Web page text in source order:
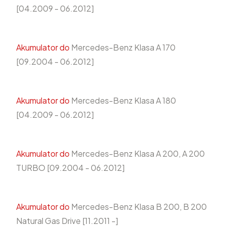
[04.2009 - 06.2012]
Akumulator do Mercedes-Benz Klasa A 170
[09.2004 - 06.2012]
Akumulator do Mercedes-Benz Klasa A 180
[04.2009 - 06.2012]
Akumulator do Mercedes-Benz Klasa A 200, A 200
TURBO [09.2004 - 06.2012]
Akumulator do Mercedes-Benz Klasa B 200, B 200
Natural Gas Drive [11.2011 -]